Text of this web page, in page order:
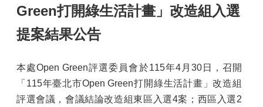
Green打開綠生活計畫」改造組入選
提案結果公告
本處Open Green評選委員會於115年4月30日 ， 召開
「115年臺北市Open Green打開綠生活計畫」改造組
評選會議，會議結論改造組東區入選4案；西區入選2